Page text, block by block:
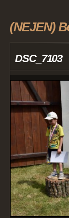
(NEJEN)
DSC_7103